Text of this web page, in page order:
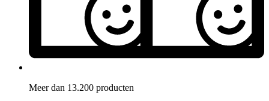
Meer dan 13.200 producten